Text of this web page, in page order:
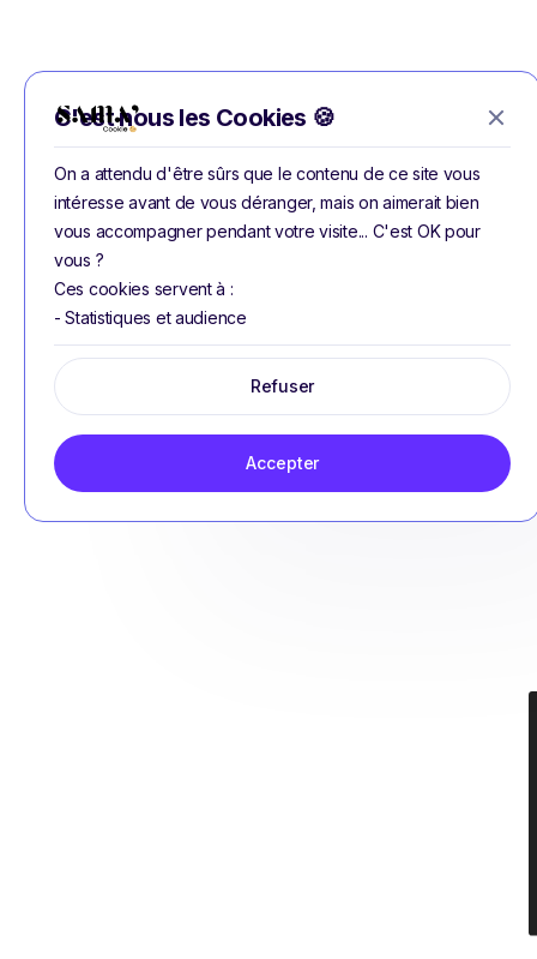
C'est nous les Cookies 🍪
On a attendu d'être sûrs que le contenu de ce site vous
intéresse avant de vous déranger, mais on aimerait bien
vous accompagner pendant votre visite... C'est OK pour
vous ?
Ces cookies servent à :
- Statistiques et audience
Refuser
Accepter